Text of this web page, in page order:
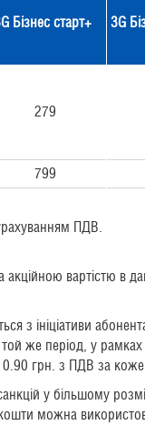
Бізнес старт+ 3G
279
799
ПДВ.
вартістю в
з ініціативи
же період, у
0.90 грн. з ПДВ за
у більшому
можна